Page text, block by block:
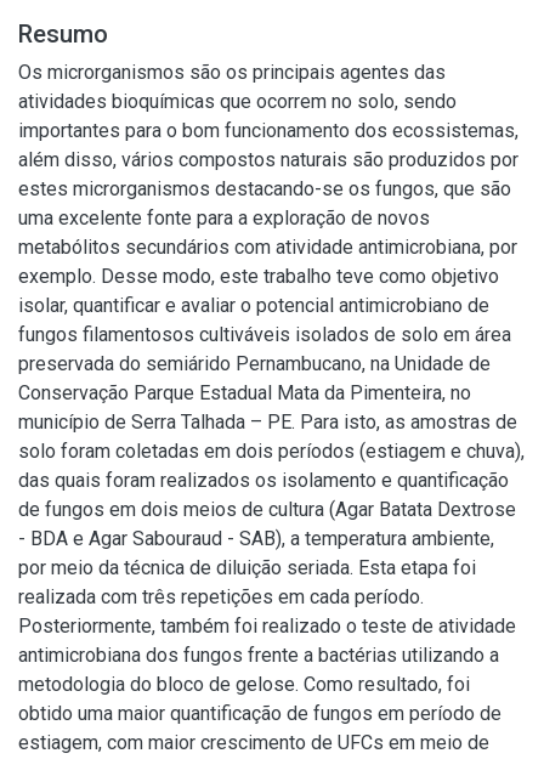
Resumo
Os microrganismos são os principais agentes das
atividades bioquímicas que ocorrem no solo, sendo
importantes para o bom funcionamento dos ecossistemas,
além disso, vários compostos naturais são produzidos por
estes microrganismos destacando-se os fungos, que são
uma excelente fonte para a exploração de novos
metabólitos secundários com atividade antimicrobiana, por
exemplo. Desse modo, este trabalho teve como objetivo
isolar, quantificar e avaliar o potencial antimicrobiano de
fungos filamentosos cultiváveis isolados de solo em área
preservada do semiárido Pernambucano, na Unidade de
Conservação Parque Estadual Mata da Pimenteira, no
município de Serra Talhada – PE. Para isto, as amostras de
solo foram coletadas em dois períodos (estiagem e chuva),
das quais foram realizados os isolamento e quantificação
de fungos em dois meios de cultura (Agar Batata Dextrose
- BDA e Agar Sabouraud - SAB), a temperatura ambiente,
por meio da técnica de diluição seriada. Esta etapa foi
realizada com três repetições em cada período.
Posteriormente, também foi realizado o teste de atividade
antimicrobiana dos fungos frente a bactérias utilizando a
metodologia do bloco de gelose. Como resultado, foi
obtido uma maior quantificação de fungos em período de
estiagem, com maior crescimento de UFCs em meio de